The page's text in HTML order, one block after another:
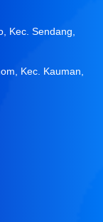
Kec. Sendang,
Kec. Kauman,